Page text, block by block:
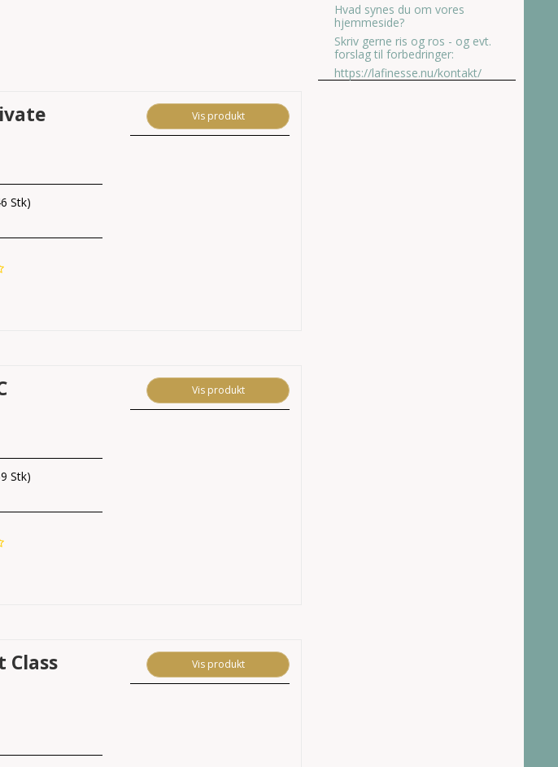
Stk)
Vis produkt
Stk)
Vis produkt
Class
Vis produkt
Hvad synes du om vores
hjemmeside?
Skriv gerne ris og ros - og evt.
forslag til forbedringer:
https://lafinesse.nu/kontakt/